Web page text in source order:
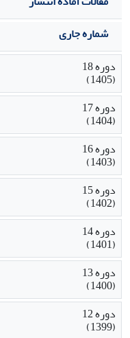
شماره جاری
دوره 18
(1405)
دوره 17
(1404)
دوره 16
(1403)
دوره 15
(1402)
دوره 14
(1401)
دوره 13
(1400)
دوره 12
(1399)